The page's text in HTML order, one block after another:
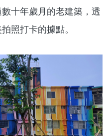
數十年歲月的老建築，透
照打卡的據點。